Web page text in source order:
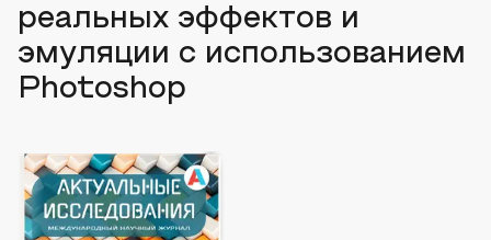
реальных эффектов и
эмуляции с использованием
Photoshop